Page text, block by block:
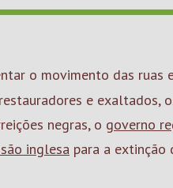
e exaltados,
negras, o governo
inglesa para a